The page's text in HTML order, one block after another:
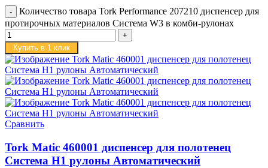
Количество товара Tork Performance 207210 диспенсер для
протирочных материалов Система W3 в комби-рулонах
Купить в 1 клик
Сравнить
Tork Matic 460001 диспенсер для полотенец
Система H1 рулоны Автоматический